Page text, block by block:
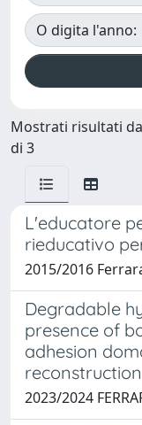
O digita l'anno:
Mostrati risultati
di 3
L'educatore
rieducativo
2015/2016
Degradable
presence of
adhesion
reconstruction
2023/2024